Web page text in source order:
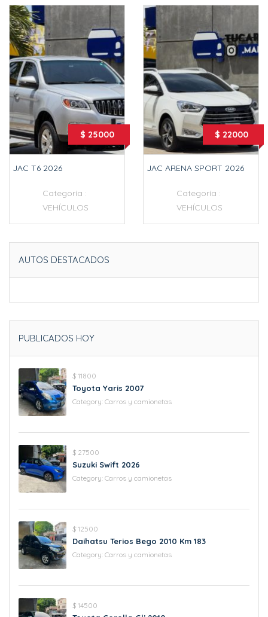
$ 25000
JAC T6 2026
Categoría :
VEHÍCULOS
$ 22000
JAC ARENA SPORT 2026
Categoría :
VEHÍCULOS
AUTOS DESTACADOS
PUBLICADOS HOY
$ 11800
Toyota Yaris 2007
Category: Carros y camionetas
$ 27500
Suzuki Swift 2026
Category: Carros y camionetas
$ 12500
Daihatsu Terios Bego 2010 Km 183
Category: Carros y camionetas
$ 14500